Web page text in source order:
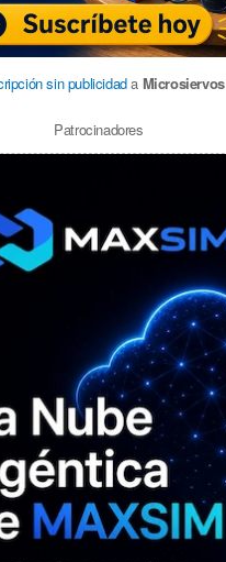
sin publicidada Microsiervos
Patrocinadores